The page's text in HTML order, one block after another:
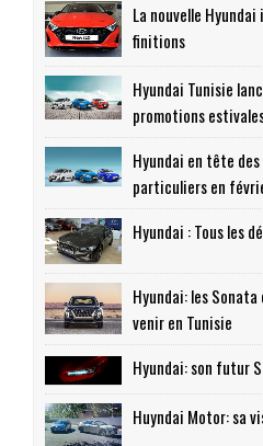
La nouvelle
finitions
Hyundai Tunisie
promotions
Hyundai en tête
particuliers en
Hyundai : Tous les
Hyundai: les
venir en Tunisie
Hyundai: son futur
Huyndai Motor: sa